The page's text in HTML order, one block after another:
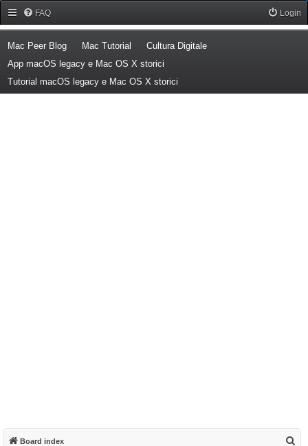
FAQ Login
Mac Peer Blog(Opens a new tab)
Mac Tutorial (Opens a new tab)
Cultura Digitale(Opens a new tab)
App macOS legacy e Mac OS X storici
Tutorial macOS legacy e Mac OS X storici
Board index